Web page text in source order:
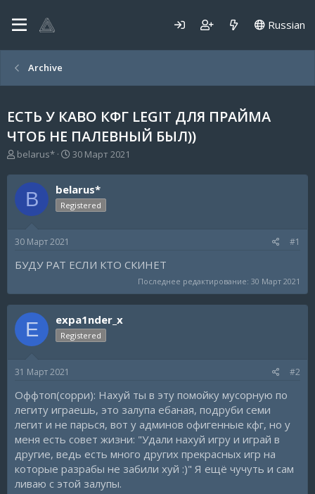
Russian
Archive
ЕСТЬ У КАВО КФГ LEGIT ДЛЯ ПРАЙМА
ЧТОБ НЕ ПАЛЕВНЫЙ БЫЛ))
А
т
о
р
м
belarus*
Д
т
а
н
а
30 Март 2021
B belarus*
Registered
30 Март 2021 #1
БУДУ РАТ ЕСЛИ КТО СКИНЕТ
Последнее редактирование: 30 Март 2021
E expa1nder_x
Registered
31 Март 2021 #2
Оффтоп(сорри): Нахуй ты в эту помойку мусорную по
легиту играешь, это залупа ебаная, подруби семи
легит и не парься, вот у админов офигенные кфг, но у
меня есть совет жизни: "Удали нахуй игру и играй в
другие, ведь есть много других прекрасных игр на
которые разрабы не забили хуй :)" Я ещё чучуть и сам
ливаю с этой залупы.